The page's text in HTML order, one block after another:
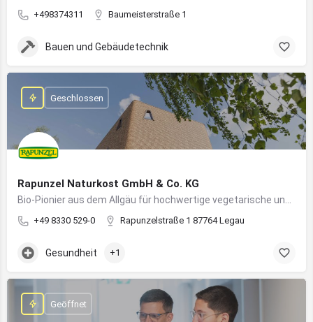
+498374311 Baumeisterstraße 1
Bauen und Gebäudetechnik
Rapunzel Naturkost GmbH & Co. KG
+49 8330 529-0 Rapunzelstraße 1 87764 Legau
Geschlossen
Gesundheit +1
Geöffnet